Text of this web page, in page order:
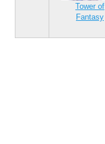
Tower of
Fantasy